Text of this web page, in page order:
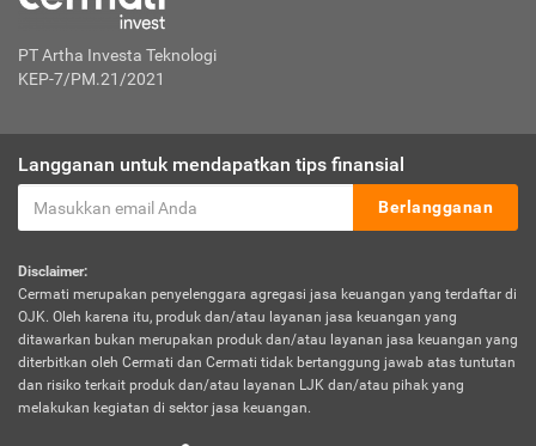
PT Artha Investa Teknologi
KEP-7/PM.21/2021
Langganan untuk mendapatkan tips finansial
Berlangganan
Disclaimer:
Cermati merupakan penyelenggara agregasi jasa keuangan yang terdaftar di
OJK. Oleh karena itu, produk dan/atau layanan jasa keuangan yang
ditawarkan bukan merupakan produk dan/atau layanan jasa keuangan yang
diterbitkan oleh Cermati dan Cermati tidak bertanggung jawab atas tuntutan
dan risiko terkait produk dan/atau layanan LJK dan/atau pihak yang
melakukan kegiatan di sektor jasa keuangan.